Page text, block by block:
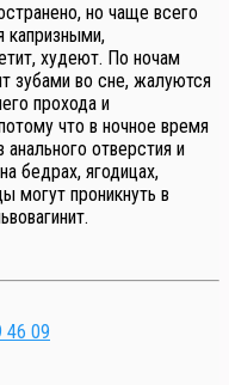
но чаще всего
капризными,
худеют. По ночам
зубами во сне, жалуются
прохода и
что в ночное время
отверстия и
бедрах, ягодицах,
могут проникнуть в